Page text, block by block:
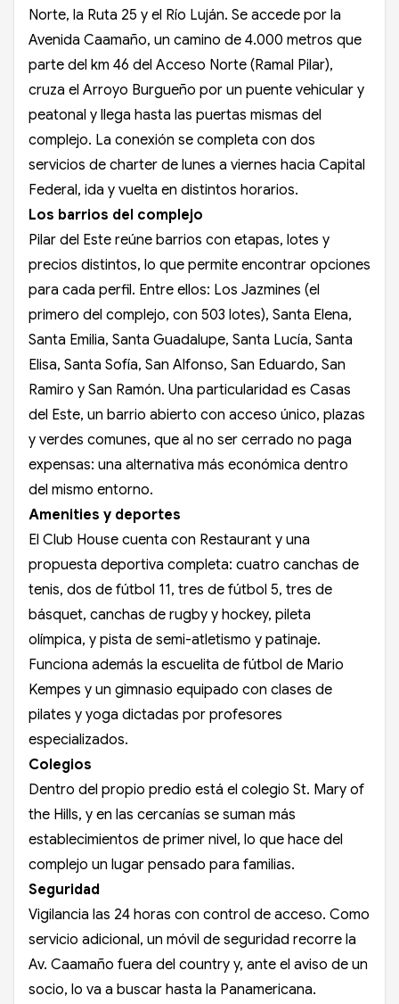
Norte, la Ruta 25 y el Río Luján. Se accede por la
Avenida Caamaño, un camino de 4.000 metros que
parte del km 46 del Acceso Norte (Ramal Pilar),
cruza el Arroyo Burgueño por un puente vehicular y
peatonal y llega hasta las puertas mismas del
complejo. La conexión se completa con dos
servicios de charter de lunes a viernes hacia Capital
Federal, ida y vuelta en distintos horarios.
Los barrios del complejo
Pilar del Este reúne barrios con etapas, lotes y
precios distintos, lo que permite encontrar opciones
para cada perfil. Entre ellos: Los Jazmines (el
primero del complejo, con 503 lotes), Santa Elena,
Santa Emilia, Santa Guadalupe, Santa Lucía, Santa
Elisa, Santa Sofía, San Alfonso, San Eduardo, San
Ramiro y San Ramón. Una particularidad es Casas
del Este, un barrio abierto con acceso único, plazas
y verdes comunes, que al no ser cerrado no paga
expensas: una alternativa más económica dentro
del mismo entorno.
Amenities y deportes
El Club House cuenta con Restaurant y una
propuesta deportiva completa: cuatro canchas de
tenis, dos de fútbol 11, tres de fútbol 5, tres de
básquet, canchas de rugby y hockey, pileta
olímpica, y pista de semi-atletismo y patinaje.
Funciona además la escuelita de fútbol de Mario
Kempes y un gimnasio equipado con clases de
pilates y yoga dictadas por profesores
especializados.
Colegios
Dentro del propio predio está el colegio St. Mary of
the Hills, y en las cercanías se suman más
establecimientos de primer nivel, lo que hace del
complejo un lugar pensado para familias.
Seguridad
Vigilancia las 24 horas con control de acceso. Como
servicio adicional, un móvil de seguridad recorre la
Av. Caamaño fuera del country y, ante el aviso de un
socio, lo va a buscar hasta la Panamericana.